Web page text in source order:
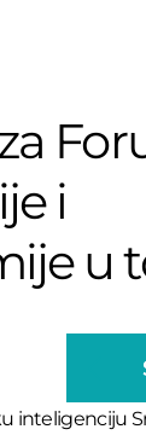
i
u
inteligenciju